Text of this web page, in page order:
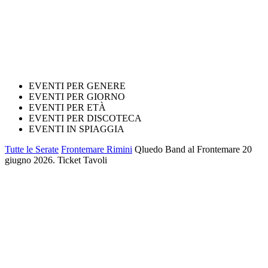
EVENTI PER GENERE
EVENTI PER GIORNO
EVENTI PER ETÀ
EVENTI PER DISCOTECA
EVENTI IN SPIAGGIA
Tutte le Serate Frontemare Rimini Qluedo Band al Frontemare 20
giugno 2026. Ticket Tavoli